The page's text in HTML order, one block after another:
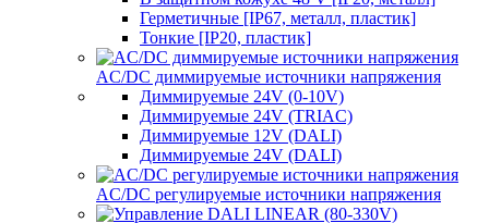
Герметичные [IP67, металл, пластик]
Тонкие [IP20, пластик]
AC/DC диммируемые источники напряжения
Диммируемые 24V (0-10V)
Диммируемые 24V (TRIAC)
Диммируемые 12V (DALI)
Диммируемые 24V (DALI)
AC/DC регулируемые источники напряжения